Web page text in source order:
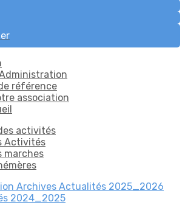
référence
association
activités
Activités
marches
Archives Actualités 2025_2026
2024_2025